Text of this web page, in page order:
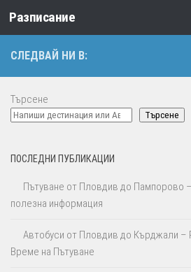
Към съдържанието
Разписание
СЛЕДВАЙ НИ В:
Търсене
Търсене
ПОСЛЕДНИ ПУБЛИКАЦИИ
Пътуване от Пловдив до Пампорово
полезна информация
Автобуси от Пловдив до Кърджали –
Време на Пътуване